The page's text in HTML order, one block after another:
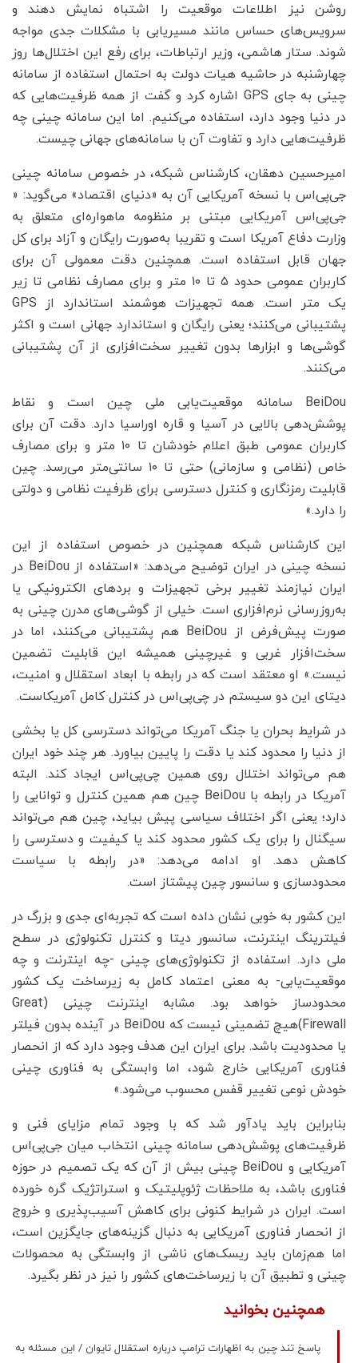
روشن نیز اطلاعات موقعیت را اشتباه نمایش دهند و
سرویس‌های حساس مانند مسیریابی با مشکلات جدی مواجه
شوند. ستار‌ هاشمی، وزیر ارتباطات، برای رفع این اختلال‌ها روز
چهارشنبه در حاشیه هیات دولت به احتمال استفاده از سامانه‌
چینی به جای GPS اشاره کرد و گفت از همه ظرفیت‌هایی که
در دنیا وجود دارد، استفاده می‌کنیم. اما این سامانه چینی چه
ظرفیت‌هایی دارد و تفاوت آن با سامانه‌های جهانی چیست.
امیرحسین دهقان، کارشناس شبکه، در خصوص سامانه چینی
جی‌پی‌اس با نسخه آمریکایی آن به «دنیای اقتصاد» می‌گوید: «
جی‌پی‌اس آمریکایی مبتنی بر منظومه ماهواره‌ای متعلق به
وزارت دفاع آمریکا است و تقریبا به‌صورت رایگان و آزاد برای کل
جهان قابل استفاده است. همچنین دقت معمولی آن برای
کاربران عمومی حدود ۵ تا ۱۰ متر و برای مصارف نظامی تا زیر
یک متر است. همه تجهیزات هوشمند استاندارد از GPS
پشتیبانی می‌کنند؛ یعنی رایگان و استاندارد جهانی است و اکثر
گوشی‌ها و ابزارها بدون تغییر سخت‌افزاری از آن پشتیبانی
می‌کنند.
BeiDou سامانه موقعیت‌یابی ملی چین است و نقاط
پوشش‌دهی بالایی در آسیا و قاره اوراسیا دارد. دقت آن برای
کاربران عمومی طبق اعلام خودشان تا ۱۰ متر و برای مصارف
خاص (نظامی و سازمانی) حتی تا ۱۰ سانتی‌متر می‌رسد. چین
قابلیت رمزنگاری و کنترل دسترسی برای ظرفیت نظامی و دولتی
را دارد.»
این کارشناس شبکه همچنین در خصوص استفاده از این
نسخه چینی در ایران توضیح می‌دهد: «استفاده از BeiDou در
ایران نیازمند تغییر برخی تجهیزات و بردهای الکترونیکی یا
به‌روزرسانی نرم‌افزاری است. خیلی از گوشی‌های مدرن چینی به
‌صورت پیش‌فرض از BeiDou هم پشتیبانی می‌کنند، اما در
سخت‌افزار غربی و غیرچینی همیشه این قابلیت تضمین
نیست.» او معتقد است که در رابطه با ابعاد استقلال و امنیت،
دیتای این دو سیستم در چی‌پی‌اس در کنترل کامل آمریکاست.
در شرایط بحران یا جنگ آمریکا می‌تواند دسترسی کل یا بخشی
از دنیا را محدود کند یا دقت را پایین بیاورد. هر چند خود ایران
هم می‌تواند اختلال روی همین چی‌پی‌اس ایجاد کند. البته
آمریکا در رابطه با BeiDou چین هم همین کنترل و توانایی را
دارد؛ یعنی اگر اختلاف سیاسی پیش بیاید، چین هم می‌تواند
سیگنال را برای یک کشور محدود کند یا کیفیت و دسترسی را
کاهش دهد. او ادامه می‌دهد: «در رابطه با سیاست
محدودسازی و سانسور چین پیشتاز است.
این کشور به خوبی نشان داده است که تجربه‌ای جدی و بزرگ در
فیلترینگ اینترنت، سانسور دیتا و کنترل تکنولوژی در سطح
ملی دارد. استفاده از تکنولوژی‌های چینی -چه اینترنت و چه
موقعیت‌یابی- به معنی اعتماد کامل به زیرساخت یک کشور
محدودساز خواهد بود. مشابه اینترنت چینی (Great
Firewall)هیچ تضمینی نیست که BeiDou در آینده بدون فیلتر
یا محدودیت باشد. برای ایران این هدف وجود دارد که از انحصار
فناوری آمریکایی خارج شود، اما وابستگی به فناوری چینی
خودش نوعی تغییر قفس محسوب می‌شود.»
بنابراین باید یادآور شد که با وجود تمام مزایای فنی و
ظرفیت‌های پوشش‌دهی سامانه چینی انتخاب میان جی‌پی‌اس
آمریکایی و BeiDou چینی بیش از آن که یک تصمیم در حوزه
فناوری باشد، به ملاحظات ژئوپلیتیک و استراتژیک گره خورده
است. ایران در شرایط کنونی برای کاهش آسیب‌پذیری و خروج
از انحصار فناوری آمریکایی به دنبال گزینه‌های جایگزین است،
اما هم‌زمان باید ریسک‌های ناشی از وابستگی به محصولات
چینی و تطبیق آن با زیرساخت‌های کشور را نیز در نظر بگیرد.
همچنین بخوانید
پاسخ تند چین به اظهارات ترامپ درباره استقلال تایوان / این مسئله به